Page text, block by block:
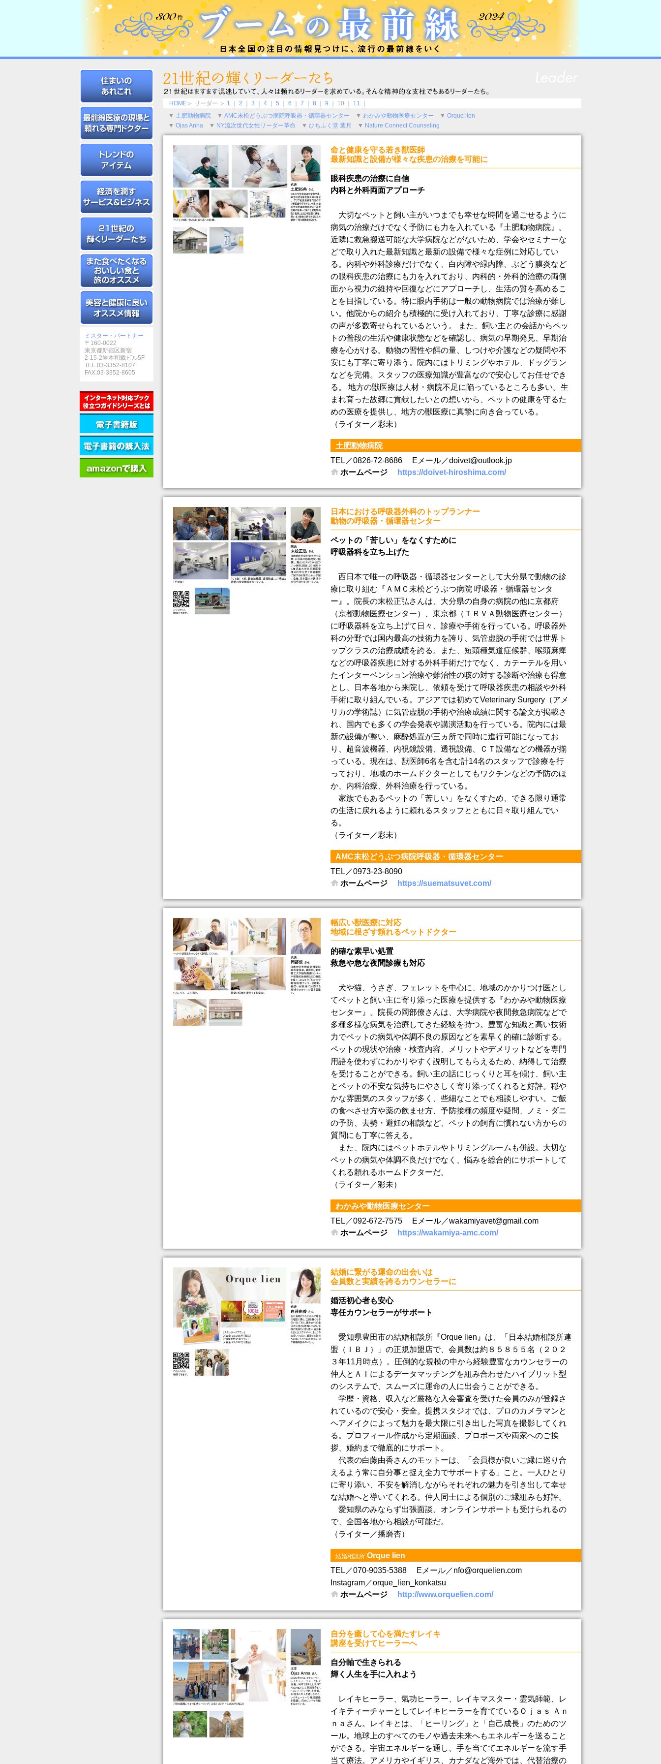
ミスター・パートナー
〒160-0022
東京都新宿区新宿
2-15-2岩本和裁ビル5F
TEL.03-3352-8107
FAX.03-3352-8605
HOME ＞ リーダー ＞ 1 2 3 4 5 6 7 8 9 ｜ 10 ｜ 11
▼ 土肥動物病院 ▼ AMC末松どうぶつ病院呼吸器・循環器センター ▼ わかみや動物医療センター ▼ Orque lien
▼ Ojas Anna ▼ NY流次世代女性リーダー革命 ▼ ひちふく堂 葉月 ▼ Nature Connect Counseling
命と健康を守る若き獣医師
最新知識と設備が様々な疾患の治療を可能に
眼科疾患の治療に自信
内科と外科両面アプローチ
大切なペットと飼い主がいつまでも幸せな時間を過ごせるように
病気の治療だけでなく予防にも力を入れている『土肥動物病院』。
近隣に救急搬送可能な大学病院などがないため、学会やセミナーな
どで取り入れた最新知識と最新の設備で様々な症例に対応してい
る。内科や外科診療だけでなく、白内障や緑内障、ぶどう膜炎など
の眼科疾患の治療にも力を入れており、内科的・外科的治療の両側
面から視力の維持や回復などにアプローチし、生活の質を高めるこ
とを目指している。特に眼内手術は一般の動物病院では治療が難し
い。他院からの紹介も積極的に受け入れており、丁寧な診療に感謝
の声が多数寄せられているという。 また、飼い主との会話からペッ
トの普段の生活や健康状態などを確認し、病気の早期発見、早期治
療を心がける。動物の習性や餌の量、しつけや介護などの疑問や不
安にも丁寧に寄り添う。院内にはトリミングやホテル、ドッグラン
などを完備。スタッフの医療知識が豊富なので安心してお任せでき
る。 地方の獣医療は人材・病院不足に陥っているところも多い。生
まれ育った故郷に貢献したいとの想いから、ペットの健康を守るた
めの医療を提供し、地方の獣医療に真摯に向き合っている。
（ライター／彩未）
土肥動物病院
TEL／0826-72-8686
Eメール／doivet@outlook.jp
ホームページ
https://doivet-hiroshima.com/
日本における呼吸器外科のトップランナー
動物の呼吸器・循環器センター
ペットの「苦しい」をなくすために
呼吸器科を立ち上げた
西日本で唯一の呼吸器・循環器センターとして大分県で動物の診
療に取り組む『ＡＭＣ末松どうぶつ病院 呼吸器・循環器センタ
ー』。院長の末松正弘さんは、大分県の自身の病院の他に京都府
（京都動物医療センター）、東京都（ＴＲＶＡ動物医療センター）
に呼吸器科を立ち上げて日々、診療や手術を行っている。呼吸器外
科の分野では国内最高の技術力を誇り、気管虚脱の手術では世界ト
ップクラスの治療成績を誇る。また、短頭種気道症候群、喉頭麻痺
などの呼吸器疾患に対する外科手術だけでなく、カテーテルを用い
たインターベンション治療や難治性の咳の対する診断や治療も得意
とし、日本各地から来院し、依頼を受けて呼吸器疾患の相談や外科
手術に取り組んでいる。アジアでは初めてVeterinary Surgery（アメ
リカの学術誌）に気管虚脱の手術や治療成績に関する論文が掲載さ
れ、国内でも多くの学会発表や講演活動を行っている。院内には最
新の設備が整い、麻酔処置が三ヵ所で同時に進行可能になってお
り、超音波機器、内視鏡設備、透視設備、ＣＴ設備などの機器が揃
っている。現在は、獣医師6名を含む計14名のスタッフで診療を行
っており、地域のホームドクターとしてもワクチンなどの予防のほ
か、内科治療、外科治療を行っている。
家族でもあるペットの「苦しい」をなくすため、できる限り通常
の生活に戻れるように頼れるスタッフとともに日々取り組んでい
る。
（ライター／彩未）
AMC末松どうぶつ病院呼吸器・循環器センター
TEL／0973-23-8090
ホームページ
https://suematsuvet.com/
幅広い獣医療に対応
地域に根ざす頼れるペットドクター
的確な素早い処置
救急や急な夜間診療も対応
犬や猫、うさぎ、フェレットを中心に、地域のかかりつけ医とし
てペットと飼い主に寄り添った医療を提供する『わかみや動物医療
センター』。院長の岡部僚さんは、大学病院や夜間救急病院などで
多種多様な病気を治療してきた経験を持つ。豊富な知識と高い技術
力でペットの病気や体調不良の原因などを素早く的確に診断する。
ペットの現状や治療・検査内容、メリットやデメリットなどを専門
用語を使わずにわかりやすく説明してもらえるため、納得して治療
を受けることができる。飼い主の話にじっくりと耳を傾け、飼い主
とペットの不安な気持ちにやさしく寄り添ってくれると好評。穏や
かな雰囲気のスタッフが多く、些細なことでも相談しやすい。ご飯
の食べさせ方や薬の飲ませ方、予防接種の頻度や疑問、ノミ・ダニ
の予防、去勢・避妊の相談など、ペットの飼育に慣れない方からの
質問にも丁寧に答える。
また、院内にはペットホテルやトリミングルームも併設。大切な
ペットの病気や体調不良だけでなく、悩みを総合的にサポートして
くれる頼れるホームドクターだ。
（ライター／彩未）
わかみや動物医療センター
TEL／092-672-7575
Eメール／wakamiyavet@gmail.com
ホームページ
https://wakamiya-amc.com/
結婚に繋がる運命の出会いは
会員数と実績を誇るカウンセラーに
婚活初心者も安心
専任カウンセラーがサポート
愛知県豊田市の結婚相談所『Orque lien』は、「日本結婚相談所連
盟（ＩＢＪ）」の正規加盟店で、会員数は約８５８５５名（２０２
３年11月時点）。圧倒的な規模の中から経験豊富なカウンセラーの
仲人とＡＩによるデータマッチングを組み合わせたハイブリット型
のシステムで、スムーズに運命の人に出会うことができる。
学歴・資格、収入など厳格な入会審査を受けた会員のみが登録さ
れているので安心・安全。提携スタジオでは、プロのカメラマンと
ヘアメイクによって魅力を最大限に引き出した写真を撮影してくれ
る。プロフィール作成から定期面談、プロポーズや両家へのご挨
拶、婚約まで徹底的にサポート。
代表の白藤由香さんのモットーは、「会員様が良いご縁に巡り合
えるよう常に自分事と捉え全力でサポートする」こと。一人ひとり
に寄り添い、不安を解消しながらそれぞれの魅力を引き出して幸せ
な結婚へと導いてくれる。仲人同士による個別のご縁組みも好評。
愛知県のみならず出張面談、オンラインサポートも受けられるの
で、全国各地から相談が可能だ。
（ライター／播磨杏）
結婚相談所 Orque lien
TEL／070-9035-5388
Eメール／nfo@orquelien.com
Instagram／orque_lien_konkatsu
ホームページ
http://www.orquelien.com/
自分を癒して心を満たすレイキ
講座を受けてヒーラーへ
自分軸で生きられる
輝く人生を手に入れよう
レイキヒーラー、氣功ヒーラー、レイキマスター・霊気師範、レ
イキティーチャーとしてレイキヒーラーを育てているＯｊａｓ Ａｎ
ｎａさん。レイキとは、「ヒーリング」と「自己成長」のためのツ
ール。地球上のすべてのモノや過去未来へもエネルギーを送ること
ができる。宇宙エネルギーを通し、手を当ててエネルギーを流す手
当て療法。アメリカやイギリス、カナダなど海外では、代替治療の